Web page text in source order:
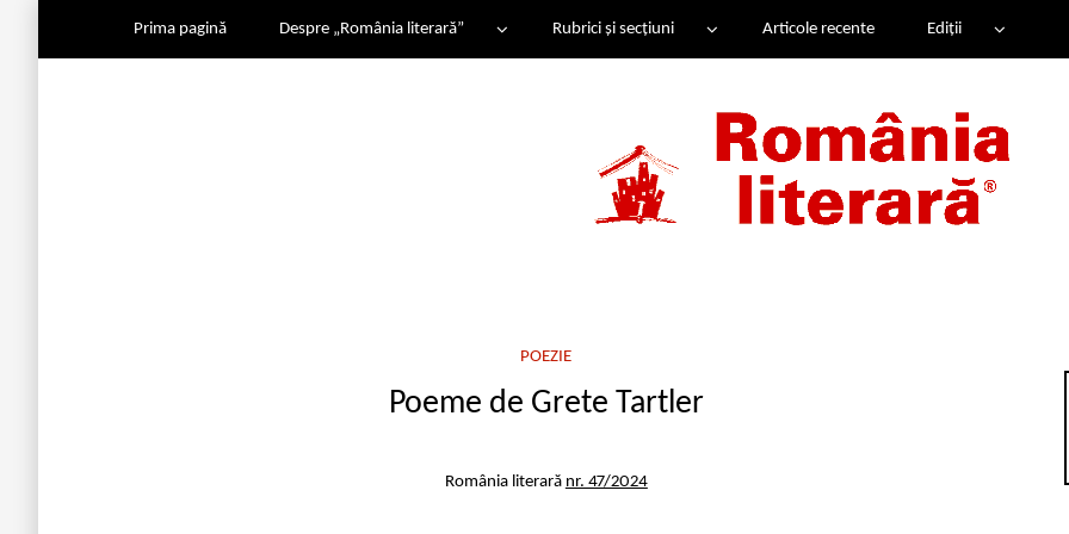
Prima pagină Despre „România literară” Rubrici și secțiuni Articole recente Ediții
POEZIE
Poeme de Grete Tartler
România literară nr. 47/2024